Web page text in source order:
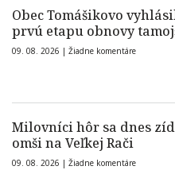
Obec Tomášikovo
prvú etapu obnovy
09. 08. 2026 | Žiadne komentáre
Milovníci hôr sa dnes
omši na Veľkej Rači
09. 08. 2026 | Žiadne komentáre